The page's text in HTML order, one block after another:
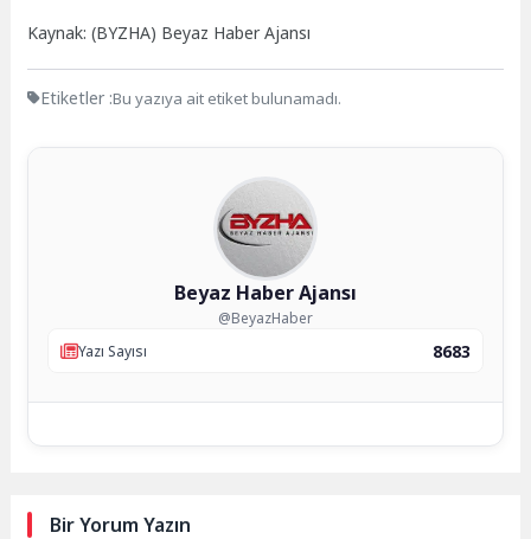
Kaynak: (BYZHA) Beyaz Haber Ajansı
Etiketler :Bu yazıya ait etiket bulunamadı.
Beyaz Haber Ajansı
@BeyazHaber
Yazı Sayısı
8683
Bir Yorum Yazın